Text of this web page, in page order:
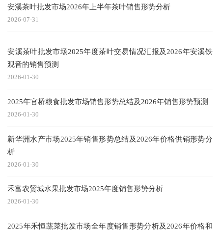
安溪茶叶批发市场2026年上半年茶叶销售形势分析
2026-07-31
安溪茶叶批发市场2025年度茶叶交易情况汇报及2026年安溪铁
观音的销售预测
2026-01-30
2025年官桥粮食批发市场销售形势总结及2026年销售形势预测
2026-01-30
新华洲水产市场2025年销售形势总结及2026年价格供销形势分
析
2026-01-30
禾富农贸城水果批发市场2025年度销售形势分析
2026-01-30
2025年禾恒蔬菜批发市场全年度销售形势分析及2026年价格和